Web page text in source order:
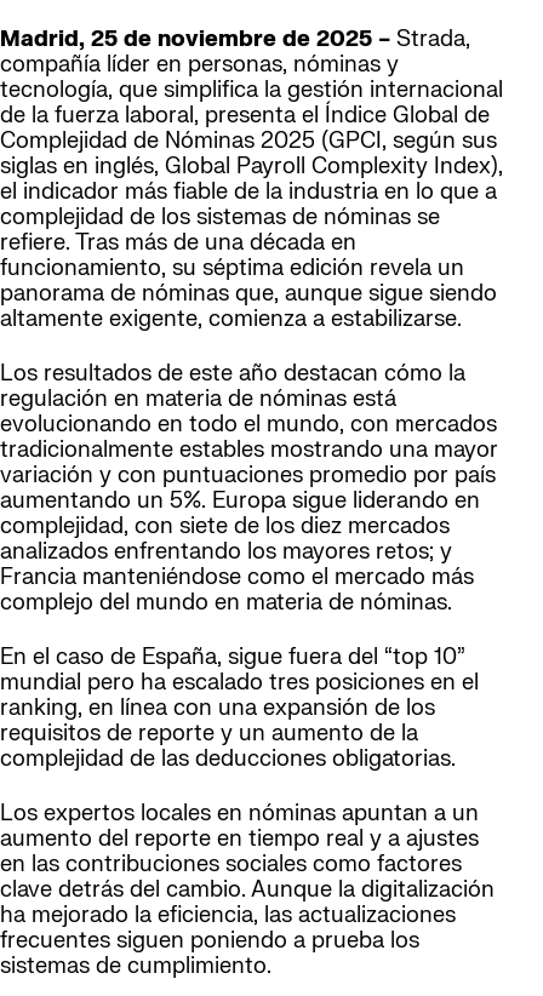
Madrid, 25 de noviembre de 2025 – Strada,
compañía líder en personas, nóminas y
tecnología, que simplifica la gestión internacional
de la fuerza laboral, presenta el Índice Global de
Complejidad de Nóminas 2025 (GPCI, según sus
siglas en inglés, Global Payroll Complexity Index),
el indicador más fiable de la industria en lo que a
complejidad de los sistemas de nóminas se
refiere. Tras más de una década en
funcionamiento, su séptima edición revela un
panorama de nóminas que, aunque sigue siendo
altamente exigente, comienza a estabilizarse.
Los resultados de este año destacan cómo la
regulación en materia de nóminas está
evolucionando en todo el mundo, con mercados
tradicionalmente estables mostrando una mayor
variación y con puntuaciones promedio por país
aumentando un 5%. Europa sigue liderando en
complejidad, con siete de los diez mercados
analizados enfrentando los mayores retos; y
Francia manteniéndose como el mercado más
complejo del mundo en materia de nóminas.
En el caso de España, sigue fuera del “top 10”
mundial pero ha escalado tres posiciones en el
ranking, en línea con una expansión de los
requisitos de reporte y un aumento de la
complejidad de las deducciones obligatorias.
Los expertos locales en nóminas apuntan a un
aumento del reporte en tiempo real y a ajustes
en las contribuciones sociales como factores
clave detrás del cambio. Aunque la digitalización
ha mejorado la eficiencia, las actualizaciones
frecuentes siguen poniendo a prueba los
sistemas de cumplimiento.